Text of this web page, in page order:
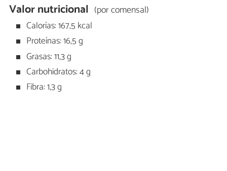
Valor nutricional (por comensal)
Calorías: 167,5 kcal
Proteínas: 16,5 g
Grasas: 11,3 g
Carbohidratos: 4 g
Fibra: 1,3 g